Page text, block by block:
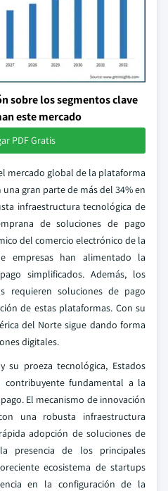
sobre los segmentos clave
este mercado
PDF Gratis
mercado global de la plataforma
gran parte de más del 34% en
infraestructura tecnológica de
de soluciones de pago
del comercio electrónico de la
empresas han alimentado la
simplificados. Además, los
requieren soluciones de pago
de estas plataformas. Con su
del Norte sigue dando forma
digitales.
su proeza tecnológica, Estados
fundamental a la
El mecanismo de innovación
una robusta infraestructura
adopción de soluciones de
presencia de los principales
ecosistema de startups
en la configuración de la